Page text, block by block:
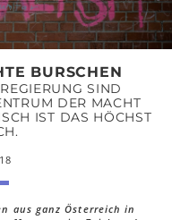
BURSCHEN
SIND
DER MACHT
IST DAS HÖCHST
aus ganz Österreich in